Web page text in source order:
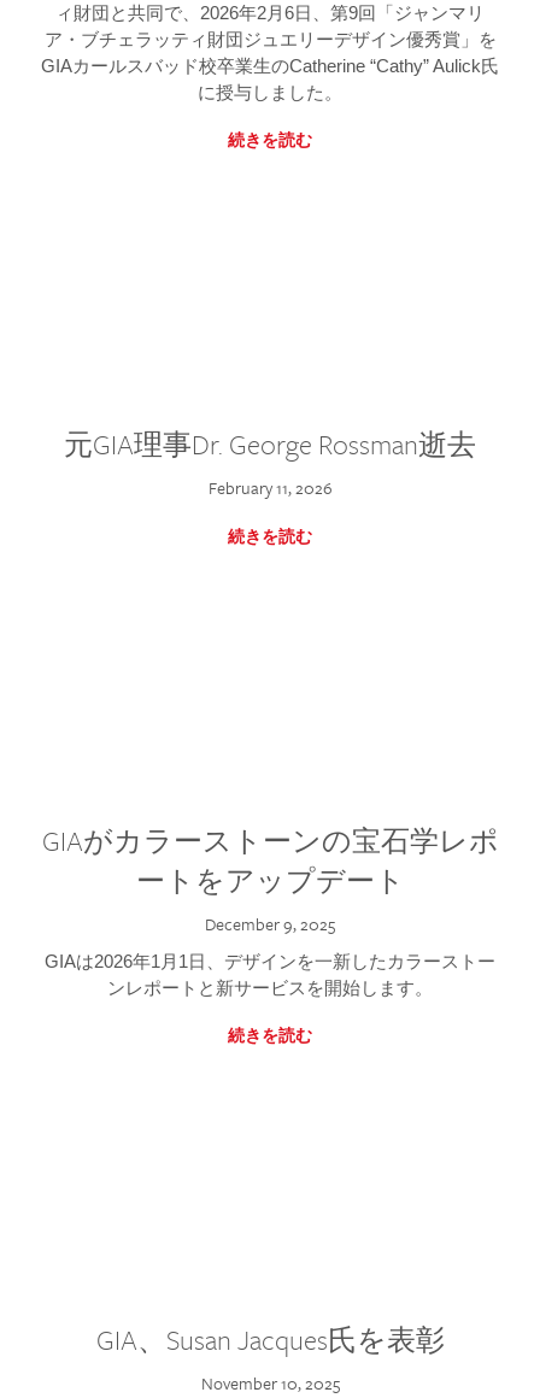
ィ財団と共同で、2026年2月6日、第9回「ジャンマリ
ア・ブチェラッティ財団ジュエリーデザイン優秀賞」を
GIAカールスバッド校卒業生のCatherine “Cathy” Aulick氏
に授与しました。
続きを読む
元GIA理事Dr. George Rossman逝去
February 11, 2026
続きを読む
GIAがカラーストーンの宝石学レポ
ートをアップデート
December 9, 2025
GIAは2026年1月1日、デザインを一新したカラーストー
ンレポートと新サービスを開始します。
続きを読む
GIA、Susan Jacques氏を表彰
November 10, 2025